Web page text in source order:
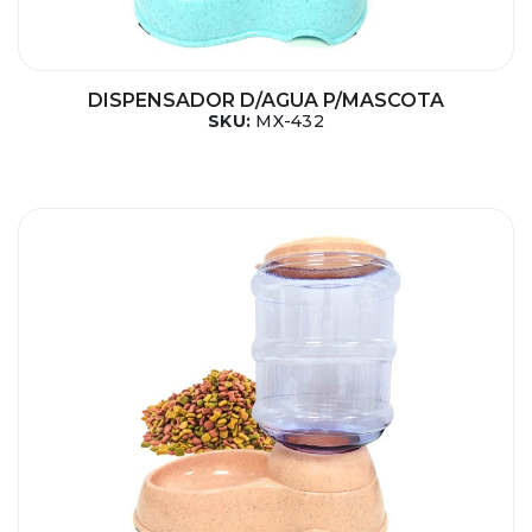
DISPENSADOR D/AGUA P/MASCOTA
SKU: MX-432